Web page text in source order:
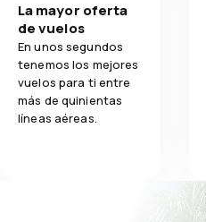
La mayor oferta
de vuelos
En unos segundos
tenemos los mejores
vuelos para ti entre
más de quinientas
líneas aéreas.